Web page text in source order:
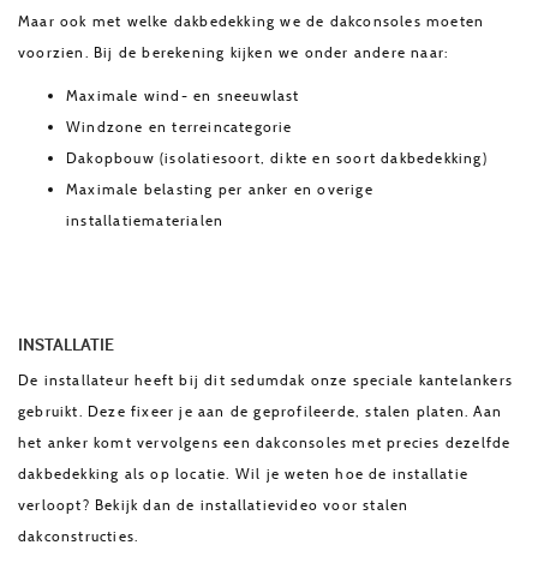
Maar ook met welke dakbedekking we de dakconsoles moeten
voorzien. Bij de berekening kijken we onder andere naar:
Maximale wind- en sneeuwlast
Windzone en terreincategorie
Dakopbouw (isolatiesoort, dikte en soort dakbedekking)
Maximale belasting per anker en overige
installatiematerialen
INSTALLATIE
De installateur heeft bij dit sedumdak onze speciale kantelankers
gebruikt. Deze fixeer je aan de geprofileerde, stalen platen. Aan
het anker komt vervolgens een dakconsoles met precies dezelfde
dakbedekking als op locatie. Wil je weten hoe de installatie
verloopt? Bekijk dan de installatievideo voor stalen
dakconstructies.